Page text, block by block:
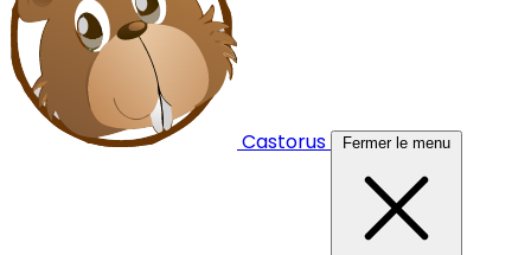
Castorus Fermer le menu